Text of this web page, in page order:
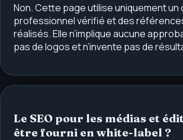
Non. Cette page utilise uniquement
professionnel vérifié et des
réalisés. Elle n’implique aucune
pas de logos et n’invente pas de
Le SEO pour les médias et
être fourni en white-label ?